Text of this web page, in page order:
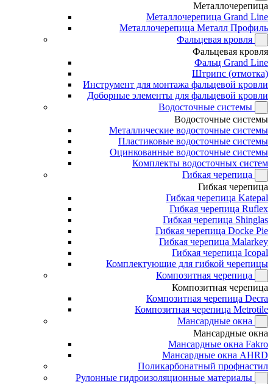
Металлочерепица
Металлочерепица Grand Line
Металлочерепица Металл Профиль
Фальцевая кровля
Фальцевая кровля
Фальц Grand Line
Штрипс (отмотка)
Инструмент для монтажа фальцевой кровли
Доборные элементы для фальцевой кровли
Водосточные системы
Водосточные системы
Металлические водосточные системы
Пластиковые водосточные системы
Оцинкованные водосточные системы
Комплекты водосточных систем
Гибкая черепица
Гибкая черепица
Гибкая черепица Katepal
Гибкая черепица Ruflex
Гибкая черепица Shinglas
Гибкая черепица Docke Pie
Гибкая черепица Malarkey
Гибкая черепица Icopal
Комплектующие для гибкой черепицы
Композитная черепица
Композитная черепица
Композитная черепица Decra
Композитная черепица Metrotile
Мансардные окна
Мансардные окна
Мансардные окна Fakro
Мансардные окна AHRD
Поликарбонатный профнастил
Рулонные гидроизоляционные материалы